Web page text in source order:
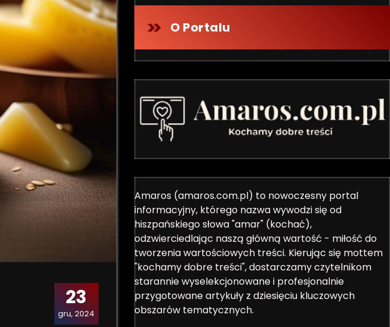
23
gru, 2024
O Portalu
Amaros (amaros.com.pl) to nowoczesny portal
informacyjny, którego nazwa wywodzi się od
hiszpańskiego słowa "amar" (kochać),
odzwierciedlając naszą główną wartość - miłość do
tworzenia wartościowych treści. Kierując się mottem
"kochamy dobre treści", dostarczamy czytelnikom
starannie wyselekcjonowane i profesjonalnie
przygotowane artykuły z dziesięciu kluczowych
obszarów tematycznych.